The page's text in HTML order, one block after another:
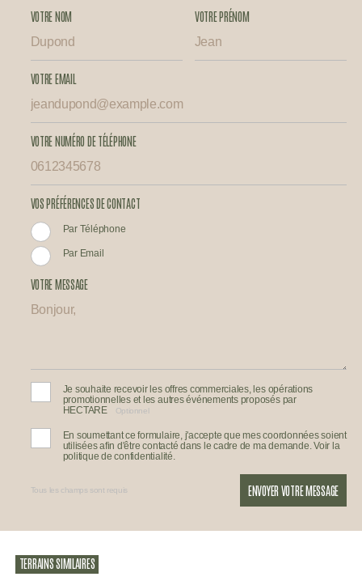
VOTRE NOM VOTRE PRÉNOM
VOTRE EMAIL
VOTRE NUMÉRO DE TÉLÉPHONE
VOS PRÉFÉRENCES DE CONTACT
Par Téléphone
Par Email
VOTRE MESSAGE
Je souhaite recevoir les offres commerciales, les opérations
promotionnelles et les autres événements proposés par
HECTARE
Optionnel
En soumettant ce formulaire, j'accepte que mes coordonnées soient
utilisées afin d'être contacté dans le cadre de ma demande. Voir la
politique de confidentialité.
Tous les champs sont requis ENVOYER VOTRE MESSAGE
TERRAINS SIMILAIRES